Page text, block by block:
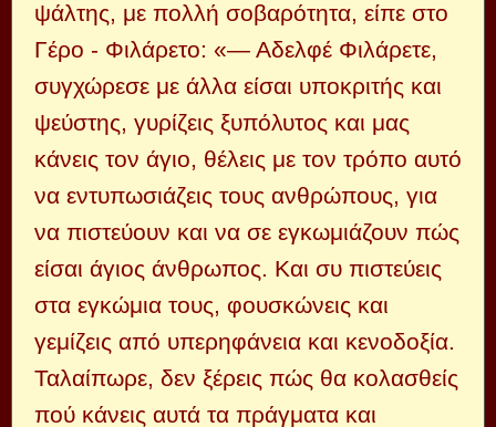
ψάλτης, με πολλή σοβαρότητα, είπε στο
Γέρο - Φιλάρετο: «— Αδελφέ Φιλάρετε,
συγχώρεσε με άλλα είσαι υποκριτής και
ψεύστης, γυρίζεις ξυπόλυτος και μας
κάνεις τον άγιο, θέλεις με τον τρόπο αυτό
να εντυπωσιάζεις τους ανθρώπους, για
να πιστεύουν και να σε εγκωμιάζουν πώς
είσαι άγιος άνθρωπος. Και συ πιστεύεις
στα εγκώμια τους, φουσκώνεις και
γεμίζεις από υπερηφάνεια και κενοδοξία.
Ταλαίπωρε, δεν ξέρεις πώς θα κολασθείς
πού κάνεις αυτά τα πράγματα και